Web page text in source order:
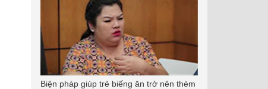
Biện pháp giúp trẻ biếng ăn trở nên thèm